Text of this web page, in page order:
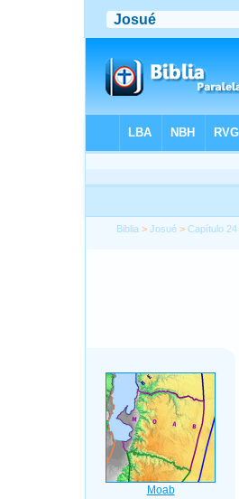
Biblia >Josué >Capítulo 24